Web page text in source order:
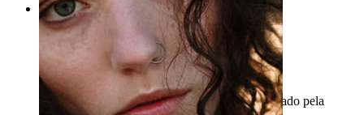
Rating
Funciona! Genial!
Nunca teria sido possível sem isso. Muito obrigado pela